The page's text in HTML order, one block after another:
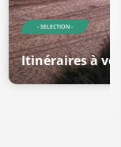
- SELECTION -
Itinéraires à